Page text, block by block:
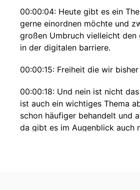
00:00:04: Heute gibt es ein
gerne einordnen möchte und
großen Umbruch vielleicht den
in der digitalen barriere.
00:00:15: Freiheit die wir
00:00:18: Und nein ist nicht
ist auch ein wichtiges Thema
schon häufiger behandelt und
da gibt es im Augenblick auch